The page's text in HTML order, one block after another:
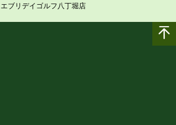
エブリデイゴルフ八丁堀店